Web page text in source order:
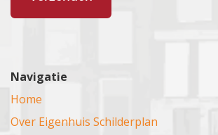
Navigatie
Home
Over Eigenhuis Schilderplan